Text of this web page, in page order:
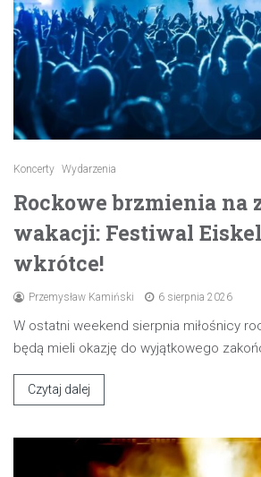
Koncerty Wydarzenia
Rockowe brzmienia na
wakacji: Festiwal
wkrótce!
Przemysław Kamiński 6 sierpnia 2026
W ostatni weekend sierpnia miłośnicy
będą mieli okazję do wyjątkowego
Czytaj dalej